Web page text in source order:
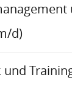
d)
und